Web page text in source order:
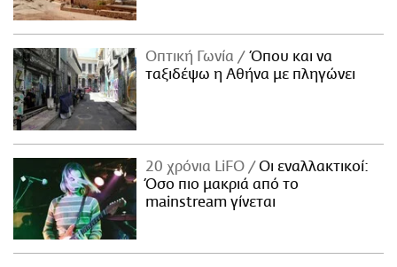
Οπτική Γωνία
Όπου και να
ταξιδέψω η Αθήνα με πληγώνει
20 χρόνια LiFO
Οι εναλλακτικοί:
Όσο πιο μακριά από το
mainstream γίνεται